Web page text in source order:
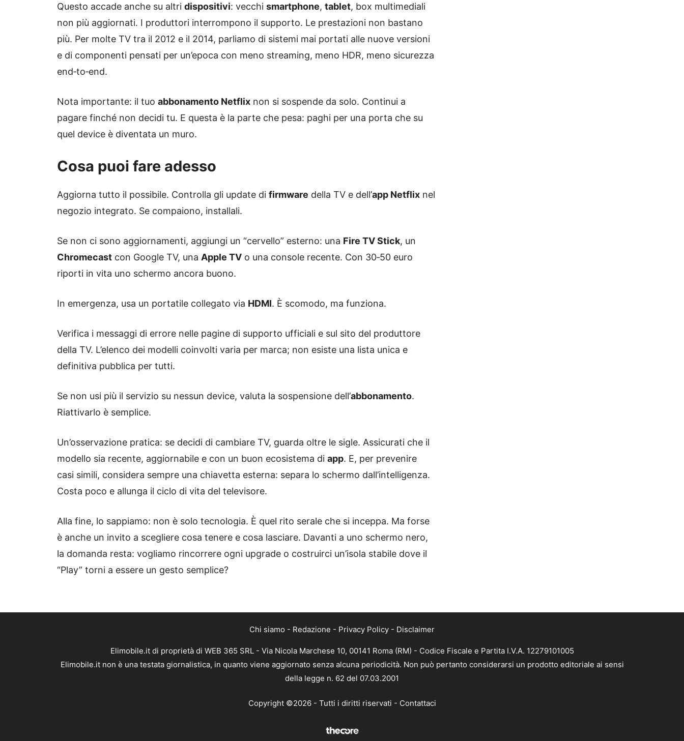
Questo accade anche su altri dispositivi: vecchi smartphone, tablet, box multimediali
non più aggiornati. I produttori interrompono il supporto. Le prestazioni non bastano
più. Per molte TV tra il 2012 e il 2014, parliamo di sistemi mai portati alle nuove versioni
e di componenti pensati per un’epoca con meno streaming, meno HDR, meno sicurezza
end‑to‑end.
Nota importante: il tuo abbonamento Netflix non si sospende da solo. Continui a
pagare finché non decidi tu. E questa è la parte che pesa: paghi per una porta che su
quel device è diventata un muro.
Cosa puoi fare adesso
Aggiorna tutto il possibile. Controlla gli update di firmware della TV e dell’app Netflix nel
negozio integrato. Se compaiono, installali.
Se non ci sono aggiornamenti, aggiungi un “cervello” esterno: una Fire TV Stick, un
Chromecast con Google TV, una Apple TV o una console recente. Con 30‑50 euro
riporti in vita uno schermo ancora buono.
In emergenza, usa un portatile collegato via HDMI. È scomodo, ma funziona.
Verifica i messaggi di errore nelle pagine di supporto ufficiali e sul sito del produttore
della TV. L’elenco dei modelli coinvolti varia per marca; non esiste una lista unica e
definitiva pubblica per tutti.
Se non usi più il servizio su nessun device, valuta la sospensione dell’abbonamento.
Riattivarlo è semplice.
Un’osservazione pratica: se decidi di cambiare TV, guarda oltre le sigle. Assicurati che il
modello sia recente, aggiornabile e con un buon ecosistema di app. E, per prevenire
casi simili, considera sempre una chiavetta esterna: separa lo schermo dall’intelligenza.
Costa poco e allunga il ciclo di vita del televisore.
Alla fine, lo sappiamo: non è solo tecnologia. È quel rito serale che si inceppa. Ma forse
è anche un invito a scegliere cosa tenere e cosa lasciare. Davanti a uno schermo nero,
la domanda resta: vogliamo rincorrere ogni upgrade o costruirci un’isola stabile dove il
“Play” torni a essere un gesto semplice?
Chi siamo - Redazione - Privacy Policy - Disclaimer
Elimobile.it di proprietà di WEB 365 SRL - Via Nicola Marchese 10, 00141 Roma (RM) - Codice Fiscale e Partita I.V.A. 12279101005
Elimobile.it non è una testata giornalistica, in quanto viene aggiornato senza alcuna periodicità. Non può pertanto considerarsi un prodotto editoriale ai sensi
della legge n. 62 del 07.03.2001
Copyright ©2026 - Tutti i diritti riservati - Contattaci